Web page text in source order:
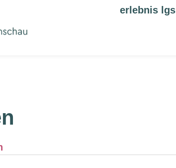
erlebnis lgs